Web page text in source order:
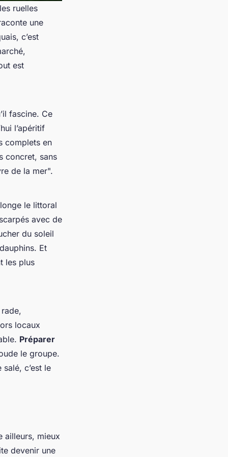
ruelles
une
c’est
est
fascine. Ce
l’apéritif
complets en
concret, sans
de la mer".
le littoral
avec de
du soleil
Et
les plus
locaux
Préparer
le groupe.
c’est le
ailleurs, mieux
devenir une